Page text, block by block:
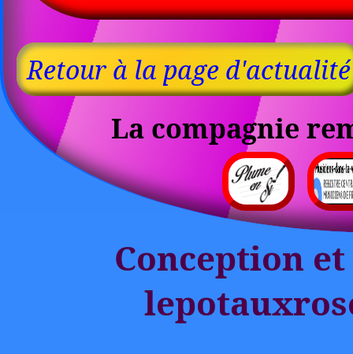
Retour à la page d'actualité
La compagnie
Conception